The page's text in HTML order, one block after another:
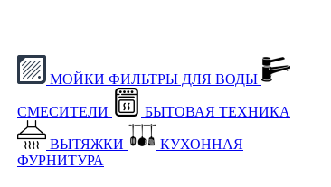
МОЙКИ ФИЛЬТРЫ ДЛЯ ВОДЫ
СМЕСИТЕЛИ БЫТОВАЯ ТЕХНИКА
ВЫТЯЖКИ
КУХОННАЯ
ФУРНИТУРА